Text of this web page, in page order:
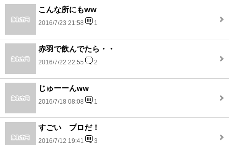
こんな所にもww
2016/7/23 21:58 1
赤羽で飲んでたら・・
2016/7/22 22:55 2
じゅーーんww
2016/7/18 08:08 1
すごい プロだ！
2016/7/12 19:41 3